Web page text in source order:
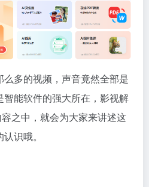
多的视频，声音竟然全部是
能软件的强大所在，影视解
之中，就会为大家来讲述这
识哦。